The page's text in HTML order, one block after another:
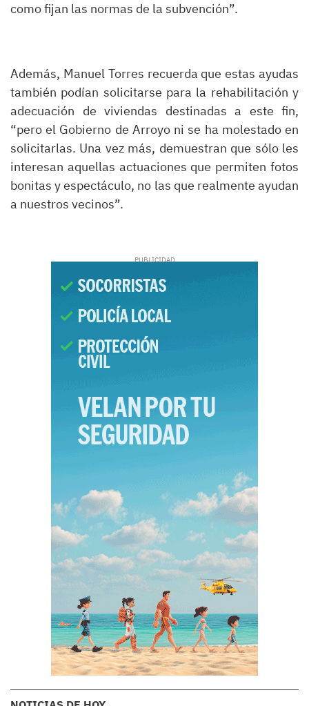
como fijan las normas de la subvención”.
Además, Manuel Torres recuerda que estas ayudas
también podían solicitarse para la rehabilitación y
adecuación de viviendas destinadas a este fin,
“pero el Gobierno de Arroyo ni se ha molestado en
solicitarlas. Una vez más, demuestran que sólo les
interesan aquellas actuaciones que permiten fotos
bonitas y espectáculo, no las que realmente ayudan
a nuestros vecinos”.